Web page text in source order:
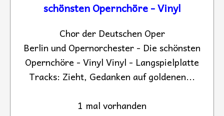
schönsten Opernchöre - Vinyl
Chor der Deutschen Oper
Berlin und Opernorchester - Die schönsten
Opernchöre - Vinyl Vinyl - Langspielplatte
Tracks: Zieht, Gedanken auf goldenen...
1 mal vorhanden